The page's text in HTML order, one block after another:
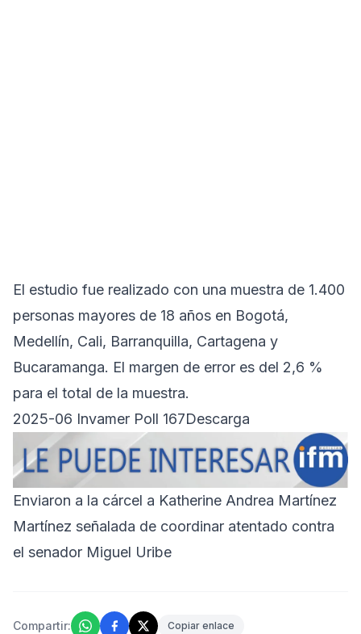
El estudio fue realizado con una muestra de 1.400
personas mayores de 18 años en Bogotá,
Medellín, Cali, Barranquilla, Cartagena y
Bucaramanga. El margen de error es del 2,6 %
para el total de la muestra.
2025-06 Invamer Poll 167Descarga
Enviaron a la cárcel a Katherine Andrea Martínez
Martínez señalada de coordinar atentado contra
el senador Miguel Uribe
Compartir: Copiar enlace